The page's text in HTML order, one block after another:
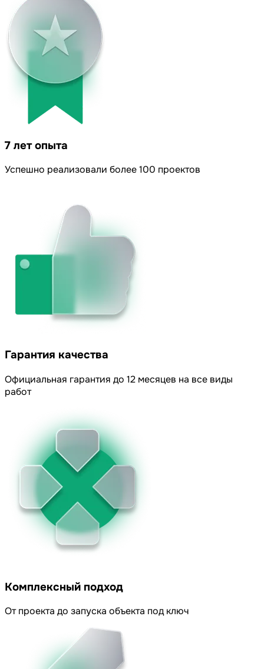
7 лет опыта
Успешно реализовали более 100 проектов
Гарантия качества
Официальная гарантия до 12 месяцев на все виды
работ
Комплексный подход
От проекта до запуска объекта под ключ